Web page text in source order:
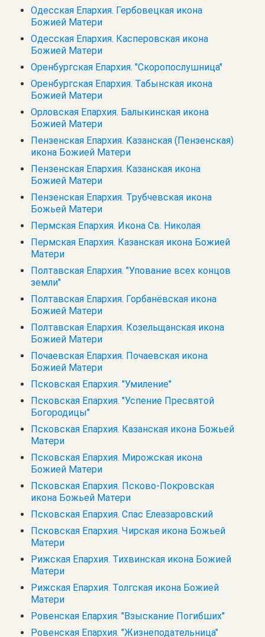
Одесская Епархия. Гербовецкая икона
Божией Матери
Одесская Епархия. Касперовская икона
Божией Матери
Оренбургская Епархия. "Скоропослушница"
Оренбургская Епархия. Табынская икона
Божией Матери
Орловская Епархия. Балыкинская икона
Божией Матери
Пензенская Епархия. Казанская (Пензенская)
икона Божией Матери
Пензенская Епархия. Казанская икона
Божией Матери
Пензенская Епархия. Трубчевская икона
Божьей Матери
Пермская Епархия. Икона Св. Николая
Пермская Епархия. Казанская икона Божией
Матери
Полтавская Епархия. "Упование всех концов
земли"
Полтавская Епархия. Горбанёвская икона
Божией Матери
Полтавская Епархия. Козельщанская икона
Божией Матери
Почаевская Епархия. Почаевская икона
Божией Матери
Псковская Епархия. "Умиление"
Псковская Епархия. "Успение Пресвятой
Богородицы"
Псковская Епархия. Казанская икона Божьей
Матери
Псковская Епархия. Мирожская икона
Божией Матери
Псковская Епархия. Псково-Покровская
икона Божьей Матери
Псковская Епархия. Спас Елеазаровский
Псковская Епархия. Чирская икона Божьей
Матери
Рижская Епархия. Тихвинская икона Божией
Матери
Рижская Епархия. Толгская икона Божией
Матери
Ровенская Епархия. "Взыскание Погибших"
Ровенская Епархия. "Жизнеподательница"